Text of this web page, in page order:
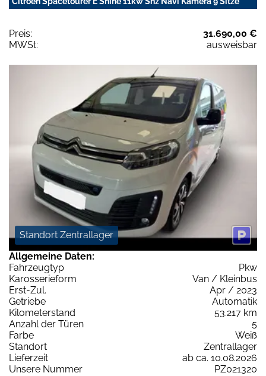
Preis:
31.690,00 €
MWSt:
ausweisbar
Standort Zentrallager
Allgemeine Daten:
Fahrzeugtyp
Pkw
Karosserieform
Van / Kleinbus
Erst-Zul.
Apr / 2023
Getriebe
Automatik
Kilometerstand
53.217 km
Anzahl der Türen
5
Farbe
Weiß
Standort
Zentrallager
Lieferzeit
ab ca. 10.08.2026
Unsere Nummer
PZ021320